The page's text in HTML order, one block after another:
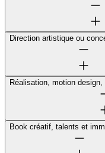
Direction artistique ou
Réalisation, motion
Book créatif, talents et